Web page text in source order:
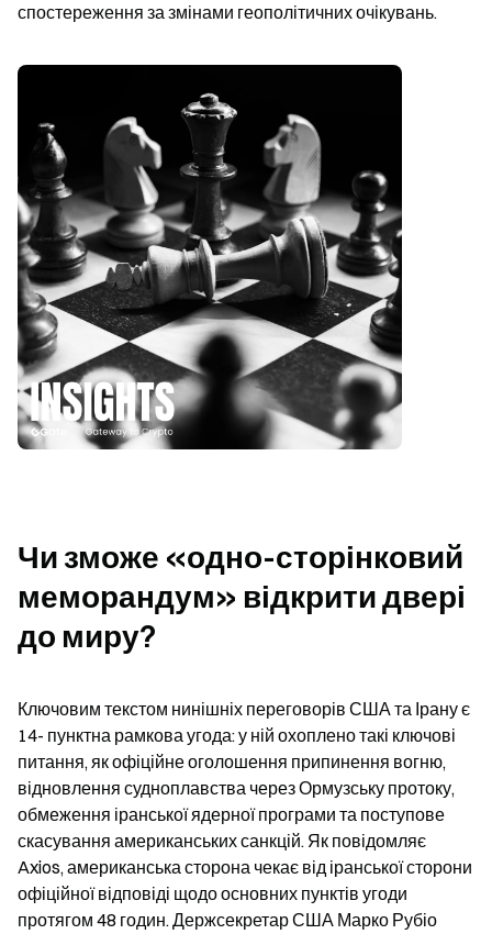
спостереження за змінами геополітичних очікувань.
Чи зможе «одно-сторінковий
меморандум» відкрити двері
до миру?
Ключовим текстом нинішніх переговорів США та Ірану є
14- пунктна рамкова угода: у ній охоплено такі ключові
питання, як офіційне оголошення припинення вогню,
відновлення судноплавства через Ормузську протоку,
обмеження іранської ядерної програми та поступове
скасування американських санкцій. Як повідомляє
Axios, американська сторона чекає від іранської сторони
офіційної відповіді щодо основних пунктів угоди
протягом 48 годин. Держсекретар США Марко Рубіо